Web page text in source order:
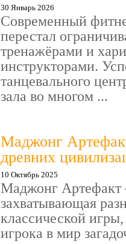
30 Январь 2026
Современный
перестал
тренажёрами и
инструкторами.
танцевального
зала во многом ...
Маджонг
древних
10 Октябрь 2025
Маджонг
захватывающая
классической
игрока в мир